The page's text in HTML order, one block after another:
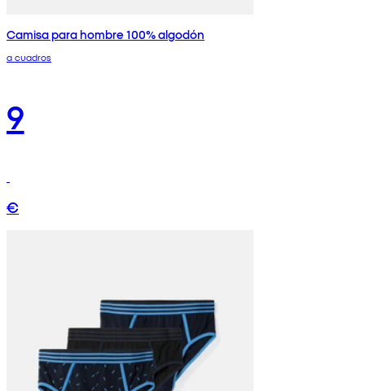
Camisa para hombre 100% algodón
a cuadros
9
€